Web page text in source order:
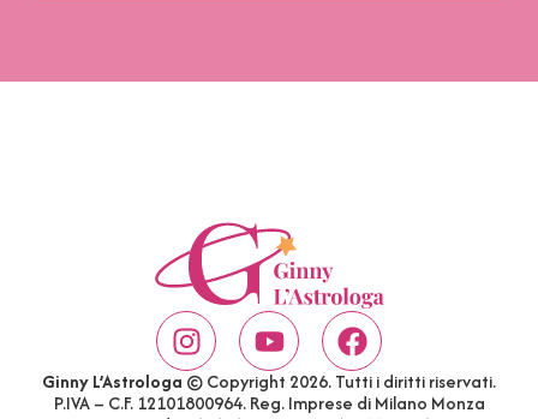
Ginny L’Astrologa © Copyright 2026. Tutti i diritti riservati.
P.IVA – C.F. 12101800964. Reg. Imprese di Milano Monza